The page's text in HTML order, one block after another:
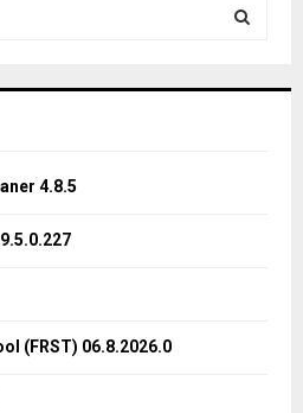
4.8.5
(FRST) 06.8.2026.0